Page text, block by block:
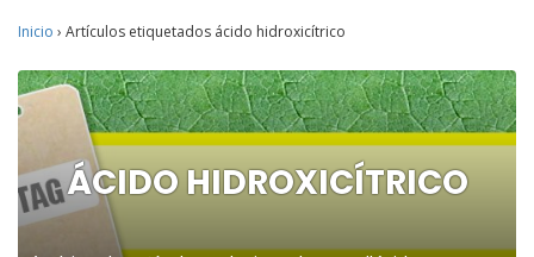
Inicio › Artículos etiquetados ácido hidroxicítrico
ÁCIDO HIDROXICÍTRICO